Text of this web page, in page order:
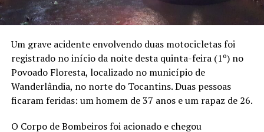
Um grave acidente envolvendo duas motocicletas foi
registrado no início da noite desta quinta-feira (1º) no
Povoado Floresta, localizado no município de
Wanderlândia, no norte do Tocantins. Duas pessoas
ficaram feridas: um homem de 37 anos e um rapaz de 26.
O Corpo de Bombeiros foi acionado e chegou